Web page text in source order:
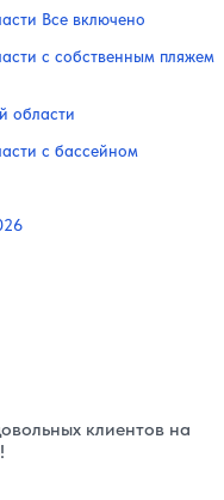
Все включено
с собственным пляжем
области
с бассейном
клиентов на